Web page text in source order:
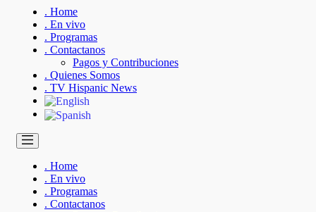
. Home
. En vivo
. Programas
. Contactanos
Pagos y Contribuciones
. Quienes Somos
. TV Hispanic News
. Home
. En vivo
. Programas
. Contactanos